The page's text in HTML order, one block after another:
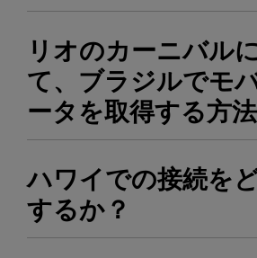
リオのカーニバル
て、ブラジルでモ
ータを取得する方
ハワイでの接続を
するか？